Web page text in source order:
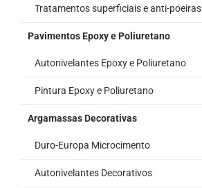
Tratamentos superficiais e anti-poeiras
Pavimentos Epoxy e Poliuretano
Autonivelantes Epoxy e Poliuretano
Pintura Epoxy e Poliuretano
Argamassas Decorativas
Duro-Europa Microcimento
Autonivelantes Decorativos